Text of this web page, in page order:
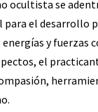
ocultista se
para el desarrollo
y fuerzas
el